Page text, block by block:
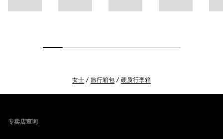
女士 旅行箱包 硬质行李箱
专卖店查询